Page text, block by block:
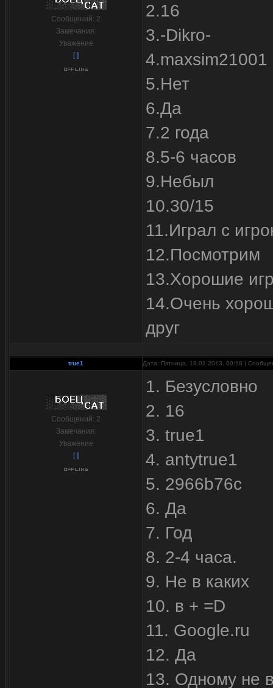
Сообщений: 2
Замечания:
Уважение
[ ]
2.16
3.-Dikro-
4.maxsim21001
5.Нет
6.Да
7.2 года
8.5-6 часов
9.Небыл
10.30/15
11.Играл с
12.Посмотрим
13.Хорошие
14.Очень
друг
true1 Дата: Пятница, 18.01.2013, 00:18 |
Сообщений: 2
Замечания:
Уважение
[ ]
1. Безусловно
2. 16
3. true1
4. antytrue1
5. 2966b76c
6. Да
7. Год
8. 2-4 часа.
9. Не в каких
10. в + =D
11. Google.ru
12. Да
13. Одному не